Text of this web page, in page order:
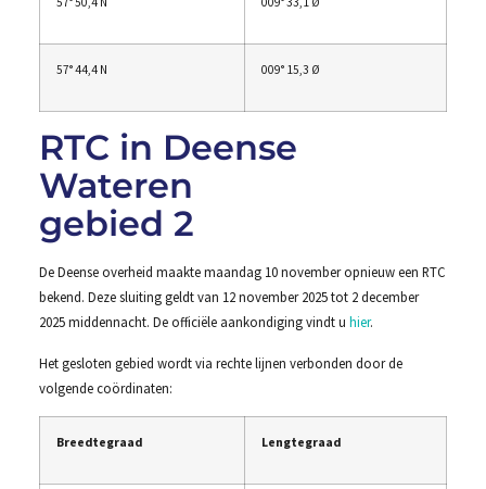
57° 44,4 N 009° 15,3 Ø
RTC in Deense
Wateren
gebied 2
De Deense overheid maakte maandag 10 november opnieuw een RTC
bekend. Deze sluiting geldt van 12 november 2025 tot 2 december
2025 middennacht. De officiële aankondiging vindt u hier.
Het gesloten gebied wordt via rechte lijnen verbonden door de
volgende coördinaten:
Breedtegraad Lengtegraad